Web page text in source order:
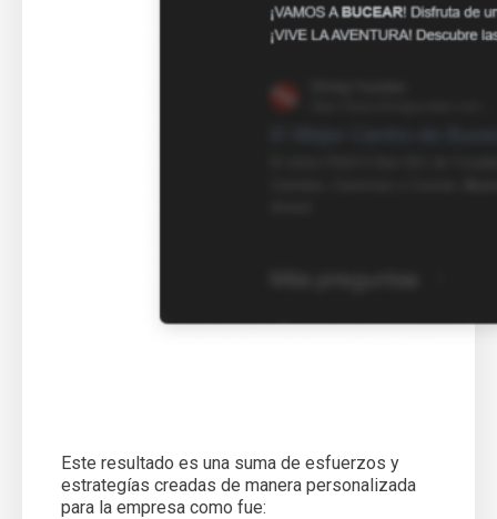
Este resultado es una suma de esfuerzos y
estrategías creadas de manera personalizada
para la empresa como fue: